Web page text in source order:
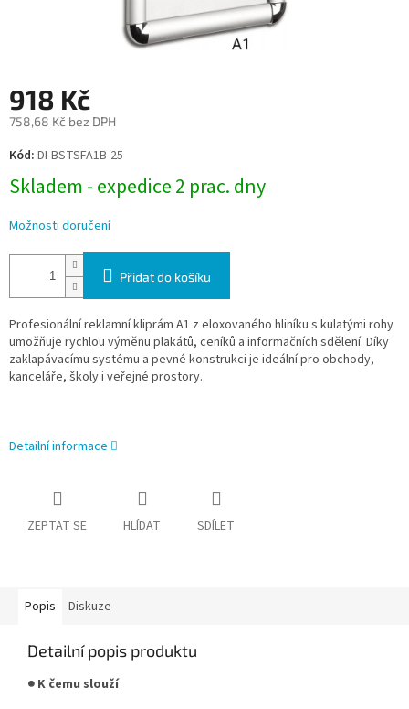
918 Kč
758,68 Kč bez DPH
Měrná
cena:
Kód: DI-BSTSFA1B-25
Skladem - expedice 2 prac. dny
Možnosti doručení
Přidat do košíku
Profesionální reklamní kliprám A1 z eloxovaného hliníku s kulatými rohy
umožňuje rychlou výměnu plakátů, ceníků a informačních sdělení. Díky
zaklapávacímu systému a pevné konstrukci je ideální pro obchody,
kanceláře, školy i veřejné prostory.
Detailní informace
ZEPTAT SE HLÍDAT SDÍLET
Popis Diskuze
Detailní popis produktu
● K čemu slouží